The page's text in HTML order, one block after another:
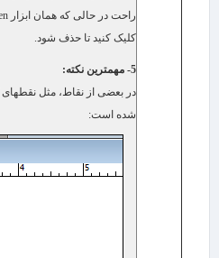
راحت در حالی که همان ابزار
کلیک کنید تا حذف شود.
5- مهم​ترین نکته:
در بعضی از نقاط، مثل
شده است: